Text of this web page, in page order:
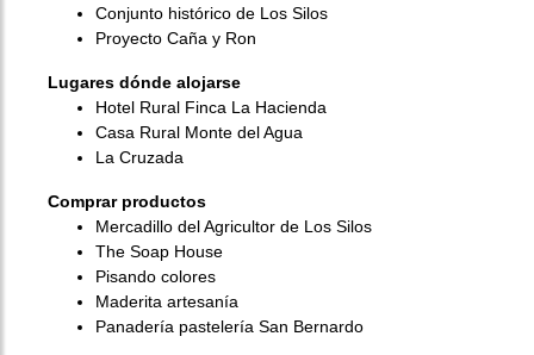
Conjunto histórico de Los Silos
Proyecto Caña y Ron
Lugares dónde alojarse
Hotel Rural Finca La Hacienda
Casa Rural Monte del Agua
La Cruzada
Comprar productos
Mercadillo del Agricultor de Los Silos
The Soap House
Pisando colores
Maderita artesanía
Panadería pastelería San Bernardo